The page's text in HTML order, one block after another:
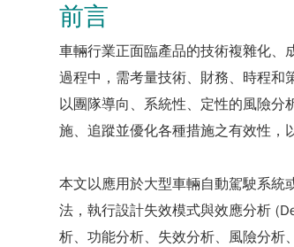
前言
車輛行業正面臨產品的技術複雜化、
過程中，需考量技術、財務、時程和
以團隊導向、系統性、定性的風險
施、追蹤並優化各種措施之有效性，
本文以應用於大型車輛自動駕駛系統
法，執行設計失效模式與效應分析
析、功能分析、失效分析、風險分析